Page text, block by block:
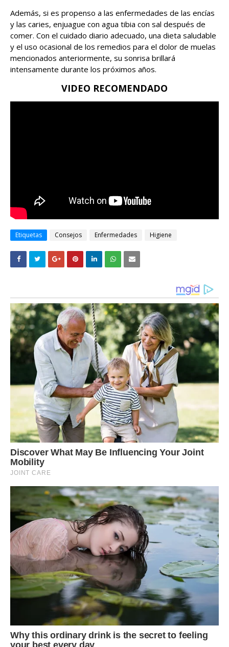
Además, si es propenso a las enfermedades de las encías
y las caries, enjuague con agua tibia con sal después de
comer. Con el cuidado diario adecuado, una dieta saludable
y el uso ocasional de los remedios para el dolor de muelas
mencionados anteriormente, su sonrisa brillará
intensamente durante los próximos años.
VIDEO RECOMENDADO
Etiquetas Consejos Enfermedades Higiene